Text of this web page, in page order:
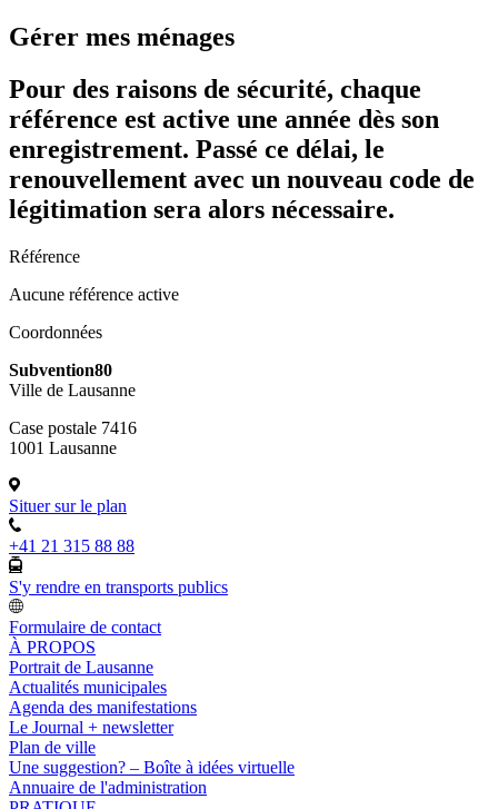
Gérer mes ménages
Pour des raisons de sécurité, chaque
référence est active une année dès son
enregistrement. Passé ce délai, le
renouvellement avec un nouveau code de
légitimation sera alors nécessaire.
Référence
Aucune référence active
Coordonnées
Subvention80
Ville de Lausanne
Case postale 7416
1001 Lausanne
Situer sur le plan
+41 21 315 88 88
S'y rendre en transports publics
Formulaire de contact
À PROPOS
Portrait de Lausanne
Actualités municipales
Agenda des manifestations
Le Journal + newsletter
Plan de ville
Une suggestion? – Boîte à idées virtuelle
Annuaire de l'administration